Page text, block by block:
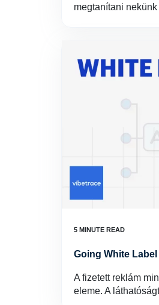
megtanítani
Going White
A fizetett reklám
eleme. A